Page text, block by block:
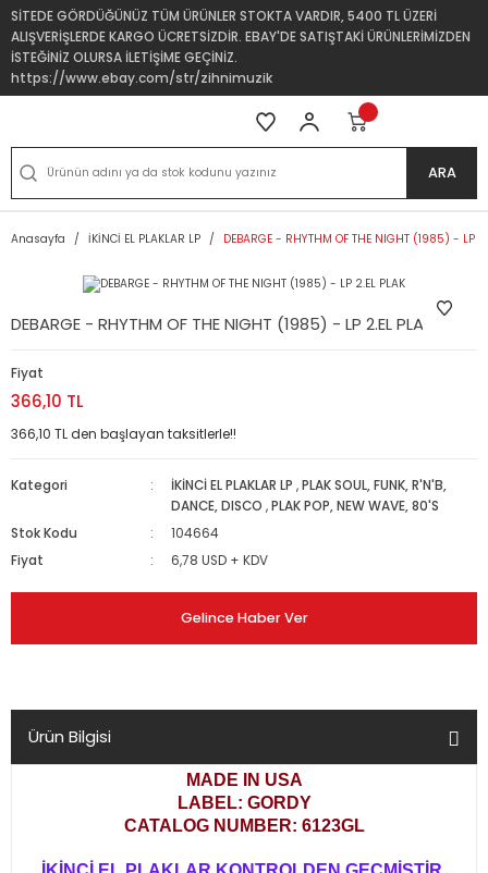
SİTEDE GÖRDÜĞÜNÜZ TÜM ÜRÜNLER STOKTA VARDIR, 5400 TL ÜZERİ
ALIŞVERİŞLERDE KARGO ÜCRETSİZDİR. EBAY'DE SATIŞTAKİ ÜRÜNLERİMİZDEN
İSTEĞİNİZ OLURSA İLETİŞİME GEÇİNİZ.
https://www.ebay.com/str/zihnimuzik
ARA
Anasayfa İKİNCİ EL PLAKLAR LP DEBARGE - RHYTHM OF THE NIGHT (1985) - LP
DEBARGE - RHYTHM OF THE NIGHT (1985) - LP 2.EL PLAK
Fiyat
366,10 TL
366,10 TL den başlayan taksitlerle!!
Kategori İKİNCİ EL PLAKLAR LP ,PLAK SOUL, FUNK, R'N'B,
DANCE, DISCO ,PLAK POP, NEW WAVE, 80'S
Stok Kodu
104664
Fiyat
6,78 USD + KDV
Gelince Haber Ver
Ürün Bilgisi
MADE IN USA
LABEL: GORDY
CATALOG NUMBER: 6123GL